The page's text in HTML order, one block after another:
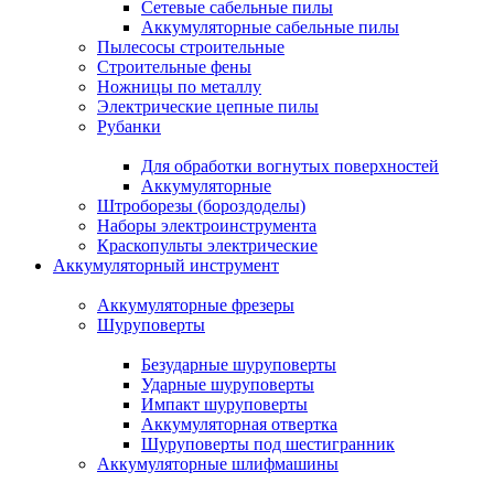
Сетевые сабельные пилы
Аккумуляторные сабельные пилы
Пылесосы строительные
Строительные фены
Ножницы по металлу
Электрические цепные пилы
Рубанки
Для обработки вогнутых поверхностей
Аккумуляторные
Штроборезы (бороздоделы)
Наборы электроинструмента
Краскопульты электрические
Аккумуляторный инструмент
Аккумуляторные фрезеры
Шуруповерты
Безударные шуруповерты
Ударные шуруповерты
Импакт шуруповерты
Аккумуляторная отвертка
Шуруповерты под шестигранник
Аккумуляторные шлифмашины